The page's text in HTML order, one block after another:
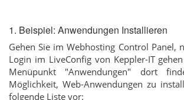
1. Beispiel: Anwendungen Installieren
Gehen Sie im Webhosting Control Panel,
Login im LiveConfig von Keppler-IT
Menüpunkt "Anwendungen" dort
Möglichkeit, Web-Anwendungen zu
folgende Liste vor: